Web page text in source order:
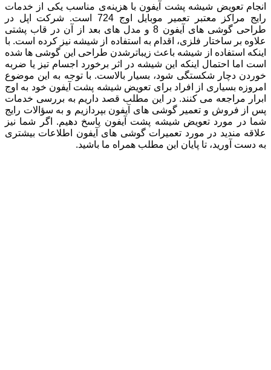
انجام تعویض شیشه پشت آیفون با هزینه‌ی مناسب یکی از خدمات
رایج مراکز معتبر تعمیر موبایل اوج 724 است. شرکت اپل در
طراحی گوشی های آیفون 8 و مدل های بعد از آن در قاب پشتی
علاوه بر ساختار فلزی، اقدام به استفاده از شیشه نیز کرده است. با
اینکه استفاده از شیشه باعث زیباترشدن طراحی این گوشی ها شده
است اما احتمال اینکه این شیشه در اثر برخورد اجسام تیز یا ضربه
خوردن دچار شکستگی شود، بسیار بالاست. با توجه به این موضوع
امروزه بسیاری از افراد برای تعویض شیشه پشت آیفون خود به اوج
ابرار مراجعه می کنند. در این مطلب قصد داریم به بررسی خدمات
پس از فروش و تعمیر گوشی های آیفون بپردازیم و به سؤالات رایج
شما در مورد تعویض شیشه پشت آیفون پاسخ دهیم. اگر شما نیز
علاقه مندید در مورد تعمیرات گوشی های آیفون اطلاعات بیشتری
به دست آورید، تا پایان این مطلب همراه ما باشید.